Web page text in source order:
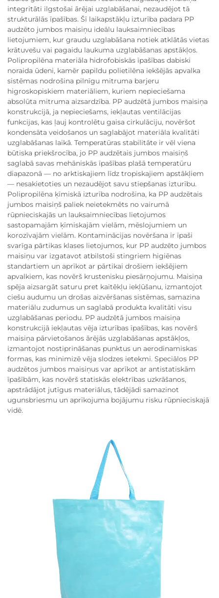
integritāti ilgstošai ārējai uzglabāšanai, nezaudējot tā
strukturālās īpašības. Šī laikapstākļu izturība padara PP
audzēto jumbos maisiņu ideālu lauksaimniecības
lietojumiem, kur graudu uzglabāšana notiek atklātās vietas
krātuvešu vai pagaidu laukuma uzglabāšanas apstākļos.
Polipropilēna materiāla hidrofobiskās īpašības dabiski
noraida ūdeni, kamēr papildu polietilēna iekšējās apvalka
sistēmas nodrošina pilnīgu mitruma barjeru
higroskopiskiem materiāliem, kuriem nepieciešama
absolūta mitruma aizsardzība. PP audzētā jumbos maisiņa
konstrukcijā, ja nepieciešams, iekļautas ventilācijas
funkcijas, kas ļauj kontrolētu gaisa cirkulāciju, novēršot
kondensāta veidošanos un saglabājot materiāla kvalitāti
uzglabāšanas laikā. Temperatūras stabilitāte ir vēl viena
būtiska priekšrocība, jo PP audzētais jumbos maisiņš
saglabā savas mehāniskās īpašības plašā temperatūru
diapazonā — no arktiskajiem līdz tropiskajiem apstākļiem
— nesakietoties un nezaudējot savu stiepšanas izturību.
Polipropilēna ķīmiskā izturība nodrošina, ka PP audzētais
jumbos maisiņš paliek neietekmēts no vairumā
rūpnieciskajās un lauksaimniecības lietojumos
sastopamajām ķīmiskajām vielām, mēslojumiem un
korozīvajām vielām. Kontaminācijas novēršana ir īpaši
svarīga pārtikas klases lietojumos, kur PP audzēto jumbos
maisiņu var izgatavot atbilstoši stingriem higiēnas
standartiem un aprīkot ar pārtikai drošiem iekšējiem
apvalkiem, kas novērš krustenisku piesārņojumu. Maisiņa
spēja aizsargāt saturu pret kaitēkļu iekļūšanu, izmantojot
ciešu audumu un drošas aizvēršanas sistēmas, samazina
materiālu zudumus un saglabā produkta kvalitāti visu
uzglabāšanas periodu. PP audzētā jumbos maisiņa
konstrukcijā iekļautas vēja izturības īpašības, kas novērš
maisiņa pārvietošanos ārējās uzglabāšanas apstākļos,
izmantojot nostiprināšanas punktus un aerodinamiskas
formas, kas minimizē vēja slodzes ietekmi. Speciālos PP
audzētos jumbos maisiņus var aprīkot ar antistatiskām
īpašībām, kas novērš statiskās elektrības uzkrāšanos,
apstrādājot jutīgus materiālus, tādējādi samazinot
ugunsbriesmu un aprīkojuma bojājumu risku rūpnieciskajā
vidē.